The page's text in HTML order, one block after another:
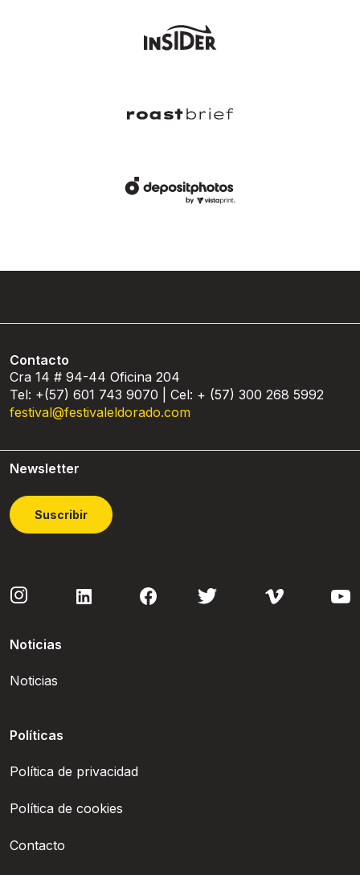
Contacto
Cra 14 # 94-44 Oficina 204
Tel: +(57) 601 743 9070 | Cel: + (57) 300 268 5992
festival@festivaleldorado.com
Newsletter
Suscribir
Noticias
Noticias
Políticas
Política de privacidad
Política de cookies
Contacto